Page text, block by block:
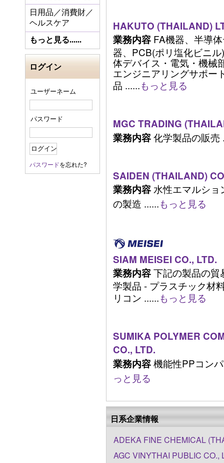
日用品／消費財／
ヘルスケア
もっと見る......
ログイン
ユーザーネーム
パスワード
パスワードを忘れた?
HAKUTO (THAILAND)
業務内容 FA機器、半導
器、PCB(ポリ塩化ビニ
体デバイス・電気・機械
エンジニアリングサポー
品 ......もっと見る
MGC TRADING
業務内容化学製品の販売
SAIDEN (THAILAND)
業務内容 水性エマルシ
の製造 ......もっと見る
SIAM MEISEI CO., LTD.
業務内容下記の製品の貿
学製品 - プラスチック材
リコン ......もっと見る
SUMIKA POLYMER
CO., LTD.
業務内容機能性PPコン
っと見る
日系企業情報
ADEKA FINE CHEMICAL
AGC VINYTHAI PUBLIC CO.,